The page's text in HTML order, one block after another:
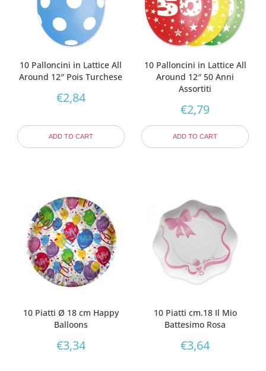
10 Palloncini in Lattice All
Around 12″ Pois Turchese
€2,84
ADD TO CART
10 Palloncini in Lattice All
Around 12″ 50 Anni
Assortiti
€2,79
ADD TO CART
10 Piatti Ø 18 cm Happy
Balloons
€3,34
10 Piatti cm.18 Il Mio
Battesimo Rosa
€3,64